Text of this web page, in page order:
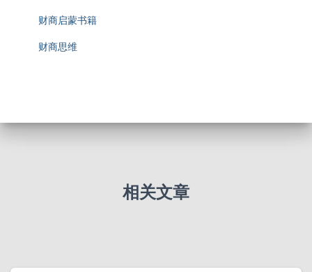
财商启蒙书籍
财商思维
相关文章